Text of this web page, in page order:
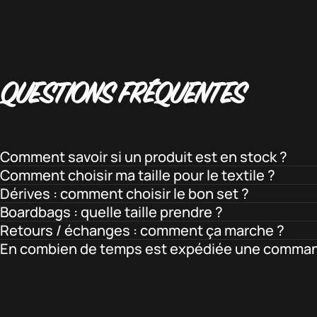
QUESTIONSFRÉQUENTES
Comment savoir si un produit est en stock ?
Comment choisir ma taille pour le textile ?
Dérives : comment choisir le bon set ?
Boardbags : quelle taille prendre ?
Retours / échanges : comment ça marche ?
En combien de temps est expédiée une